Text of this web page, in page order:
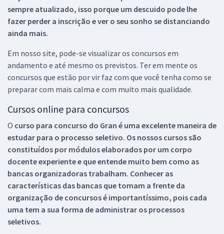
sempre atualizado, isso porque um descuido pode lhe
fazer perder a inscrição e ver o seu sonho se distanciando
ainda mais.
Em nosso site, pode-se visualizar os concursos em
andamento e até mesmo os previstos. Ter em mente os
concursos que estão por vir faz com que você tenha como se
preparar com mais calma e com muito mais qualidade.
Cursos online para concursos
O curso para concurso do Gran é uma excelente maneira de
estudar para o processo seletivo. Os nossos cursos são
constituídos por módulos elaborados por um corpo
docente experiente e que entende muito bem como as
bancas organizadoras trabalham. Conhecer as
características das bancas que tomam a frente da
organização de concursos é importantíssimo, pois cada
uma tem a sua forma de administrar os processos
seletivos.